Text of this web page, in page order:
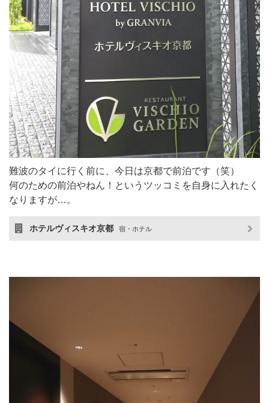
難波のタイに行く前に、今日は京都で前泊です（笑）
何のための前泊やねん！というツッコミを自身に入れたく
なりますが…。
ホテルヴィスキオ京都 宿・ホテル